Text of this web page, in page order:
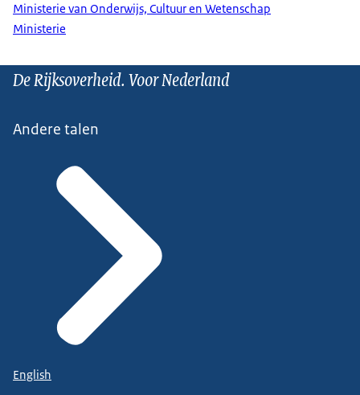
Ministerie van Onderwijs, Cultuur en Wetenschap
Ministerie
De Rijksoverheid. Voor Nederland
Andere talen
English